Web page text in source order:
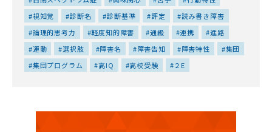
視知覚
診断名 診断基準 評定
読み書き障害
論理的思考力
軽度知的障害 通級 連携
進路
運動
選択肢 障害名 障害告知 障害特性
集団
集団プログラム
高IQ 高校受験 ２E